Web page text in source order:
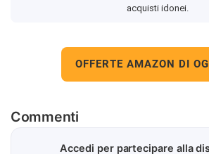
acquisti idonei.
OFFERTE AMAZON DI
Commenti
Accedi per partecipare alla